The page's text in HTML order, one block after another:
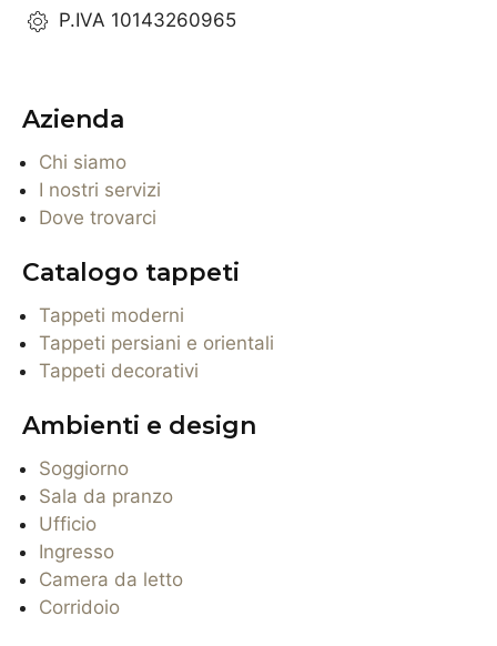
P.IVA 10143260965
Azienda
Chi siamo
I nostri servizi
Dove trovarci
Catalogo tappeti
Tappeti moderni
Tappeti persiani e orientali
Tappeti decorativi
Ambienti e design
Soggiorno
Sala da pranzo
Ufficio
Ingresso
Camera da letto
Corridoio